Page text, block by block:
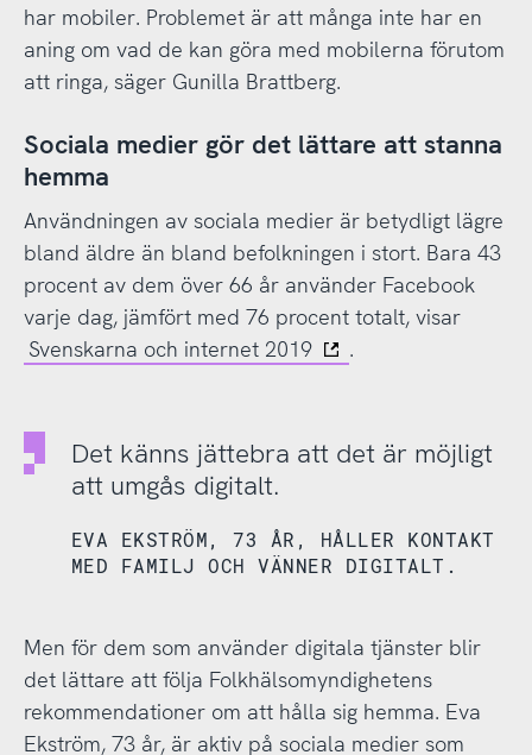
har mobiler. Problemet är att många inte har en
aning om vad de kan göra med mobilerna förutom
att ringa, säger Gunilla Brattberg.
Sociala medier gör det lättare att stanna
hemma
Användningen av sociala medier är betydligt lägre
bland äldre än bland befolkningen i stort. Bara 43
procent av dem över 66 år använder Facebook
varje dag, jämfört med 76 procent totalt, visar
Svenskarna och internet 2019
.
Det känns jättebra att det är möjligt
att umgås digitalt.
EVA EKSTRÖM, 73 ÅR, HÅLLER KONTAKT
MED FAMILJ OCH VÄNNER DIGITALT.
Men för dem som använder digitala tjänster blir
det lättare att följa Folkhälsomyndighetens
rekommendationer om att hålla sig hemma. Eva
Ekström, 73 år, är aktiv på sociala medier som